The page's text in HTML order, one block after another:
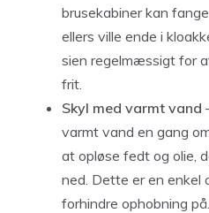
brusekabiner kan
ellers ville ende i
sien regelmæssigt for
frit.
Skyl med varmt vand
varmt vand en gang
at opløse fedt og olie,
ned. Dette er en
forhindre ophobning på.